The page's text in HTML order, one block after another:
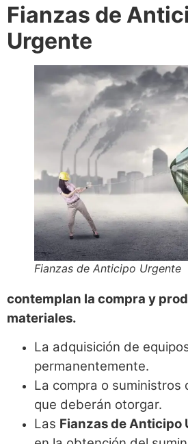
Fianzas de
Urgente
Fianzas de Anticipo Urgente
contemplan la compra y
materiales.
La adquisición de
permanentemente.
La compra o suministros
que deberán otorgar.
Las Fianzas de Anticipo